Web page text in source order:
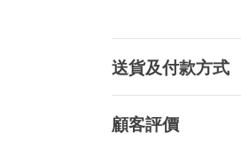
送貨及付款方式
顧客評價